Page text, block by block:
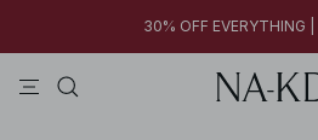
30% OFF EVERYTHING
12h 00m 47s
FINAL SALE |
30% OFF EVERYTHING |